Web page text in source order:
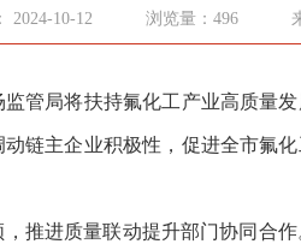
2024-10-12 浏览量：496
局将扶持氟化工产业高质量发
链主企业积极性，促进全市氟
进质量联动提升部门协同合作